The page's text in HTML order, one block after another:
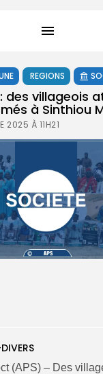
REGIONS
des villageois
à Sinthiou
2025 À 11H21
(APS) – Des